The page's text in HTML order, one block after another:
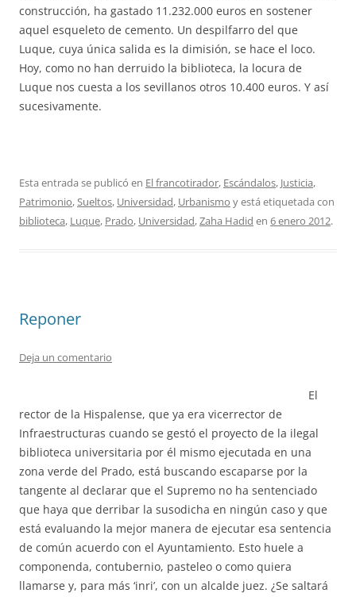
construcción, ha gastado 11.232.000 euros en sostener
aquel esqueleto de cemento. Un despilfarro del que
Luque, cuya única salida es la dimisión, se hace el loco.
Hoy, como no han derruido la biblioteca, la locura de
Luque nos cuesta a los sevillanos otros 10.400 euros. Y así
sucesivamente.
Esta entrada se publicó en El francotirador, Escándalos, Justicia,
Patrimonio,Sueltos, Universidad, Urbanismo y está etiquetada con
biblioteca, Luque, Prado, Universidad,Zaha Hadid en 6 enero 2012.
Reponer
Deja un comentario
El
rector de la Hispalense, que ya era vicerrector de
Infraestructuras cuando se gestó el proyecto de la ilegal
biblioteca universitaria por él mismo ejecutada en una
zona verde del Prado, está buscando escaparse por la
tangente al declarar que el Supremo no ha sentenciado
que haya que derribar la susodicha en ningún caso y que
está evaluando la mejor manera de ejecutar esa sentencia
de común acuerdo con el Ayuntamiento. Esto huele a
componenda, contubernio, pasteleo o como quiera
llamarse y, para más ‘inri’, con un alcalde juez. ¿Se saltará